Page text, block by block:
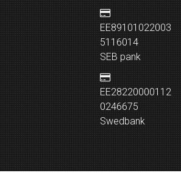
EE89101022003
5116014
SEB pank
EE28220000112
0246675
Swedbank